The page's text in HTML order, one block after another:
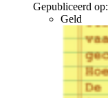
Gepubliceerd op:
Geld